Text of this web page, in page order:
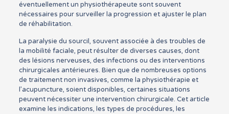
éventuellement un physiothérapeute sont souvent
nécessaires pour surveiller la progression et ajuster le plan
de réhabilitation.
La paralysie du sourcil, souvent associée à des troubles de
la mobilité faciale, peut résulter de diverses causes, dont
des lésions nerveuses, des infections ou des interventions
chirurgicales antérieures. Bien que de nombreuses options
de traitement non invasives, comme la physiothérapie et
l’acupuncture, soient disponibles, certaines situations
peuvent nécessiter une intervention chirurgicale. Cet article
examine les indications, les types de procédures, les